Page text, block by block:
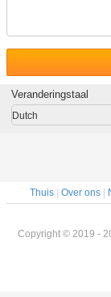
Veranderingstaal
Dutch
Thuis Over ons
Copyright © 2019 -